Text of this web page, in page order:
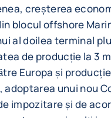
creșterea
blocul offshore
al doilea terminal
de producție la 3
Europa și
unui nou
impozitare și de